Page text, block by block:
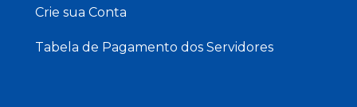
Crie sua Conta
Tabela de Pagamento dos Servidores